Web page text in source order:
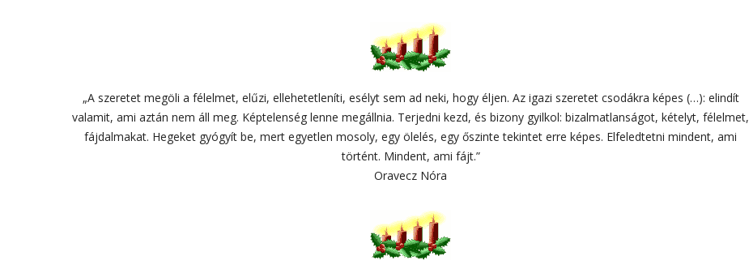
„A szeretet megöli a félelmet, elűzi, ellehetetleníti, esélyt sem ad neki, hogy éljen. Az igazi szeretet csodákra képes (…): elindít
valamit, ami aztán nem áll meg. Képtelenség lenne megállnia. Terjedni kezd, és bizony gyilkol: bizalmatlanságot, kételyt, félelmet,
fájdalmakat. Hegeket gyógyít be, mert egyetlen mosoly, egy ölelés, egy őszinte tekintet erre képes. Elfeledtetni mindent, ami
történt. Mindent, ami fájt.”
Oravecz Nóra